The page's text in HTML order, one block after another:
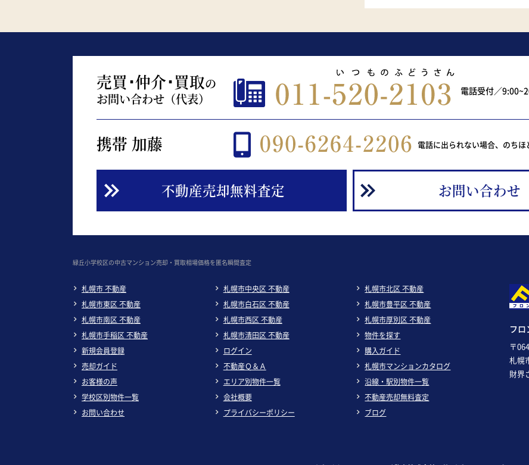
売買･仲介･買取の
お問い合わせ（代表）
電話受付／
携帯 加藤 電話に出られない場合、のちほ
不動産売却無料査定 お問い合わせ
緑丘小学校区の中古マンション売却・買取相場価格を匿名瞬間査定
札幌市 不動産 札幌市中央区 不動産
札幌市北区 不動産
札幌市東区 不動産
札幌市白石区 不動産
札幌市豊平区 不動産
札幌市南区 不動産
札幌市西区 不動産
札幌市厚別区 不動産
札幌市手稲区 不動産
札幌市清田区 不動産
物件を探す
新規会員登録
ログイン
購入ガイド
売却ガイド
不動産Ｑ＆Ａ
札幌市マンションカタログ
お客様の声
エリア別物件一覧
沿線・駅別物件一覧
学校区別物件一覧
会社概要
不動産売却無料査定
お問い合わせ
プライバシーポリシー ブログ
フ
〒
札幌
財界